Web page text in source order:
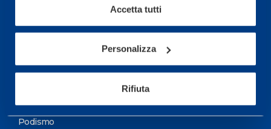
Accetta tutti
Personalizza
Rifiuta
Podismo